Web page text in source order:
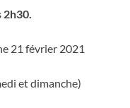
2h30.
21 février 2021
et dimanche)